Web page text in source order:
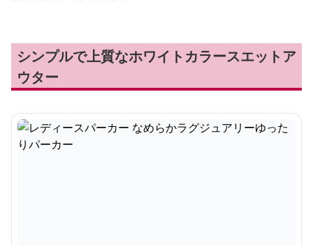
シンプルで上質なホワイトカラースエットア
ウター